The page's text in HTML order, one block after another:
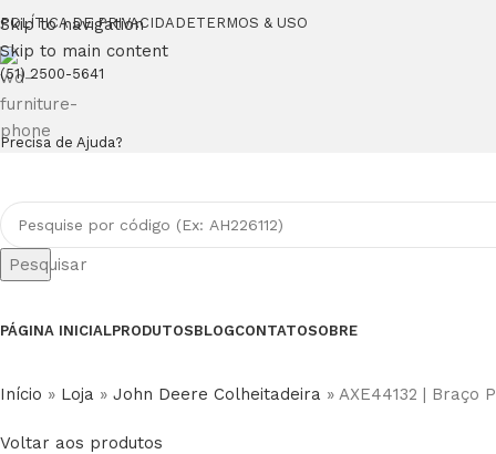
Skip to navigation
Skip to main content
POLÍTICA DE PRIVACIDADETERMOS & USO
(51) 2500-5641
Precisa de Ajuda?
Pesquisar
PÁGINA INICIALPRODUTOSBLOGCONTATOSOBRE
Início » Loja » John Deere Colheitadeira » AXE44132 | Braço
Voltar aos produtos